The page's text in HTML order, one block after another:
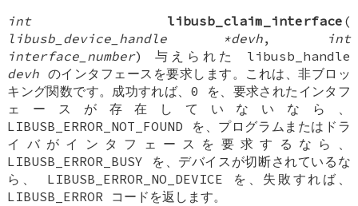
int
libusb_claim_interface (
libusb_device_handle *devh,
int
interface_number) 与えられた libusb_handle
devh のインタフェースを要求します。これは、非ブロッ
キング関数です。成功すれば、0 を、要求されたインタフ
ェースが存在していないなら、
LIBUSB_ERROR_NOT_FOUND を、プログラムまたはドラ
イバがインタフェースを要求するなら、
LIBUSB_ERROR_BUSY を、デバイスが切断されているな
ら、 LIBUSB_ERROR_NO_DEVICE を、失敗すれば、
LIBUSB_ERROR コードを返します。